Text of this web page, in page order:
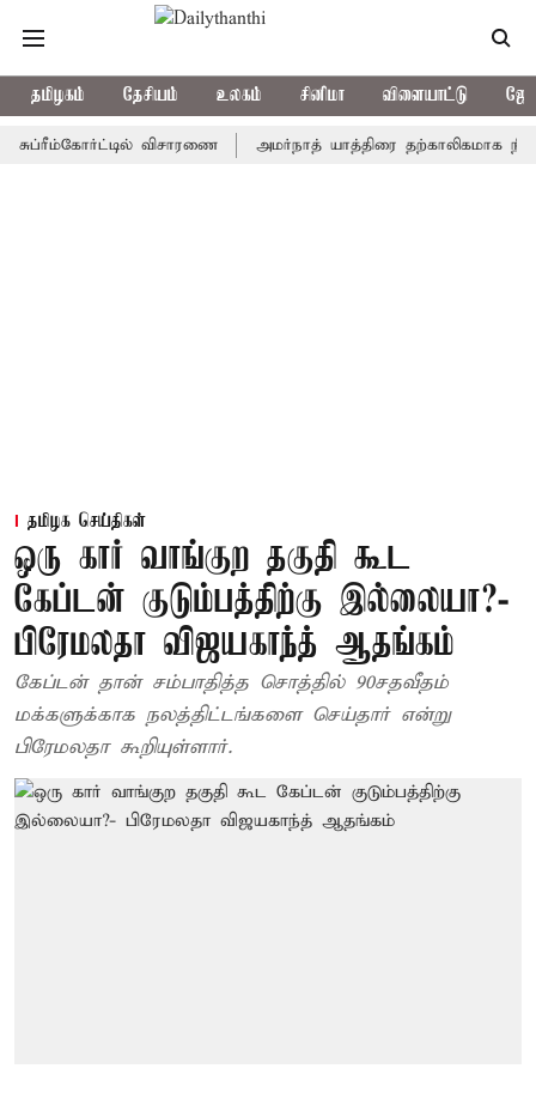
தமிழகம் தேசியம் உலகம் சினிமா விளையாட்டு
விசாரணை அமர்நாத் யாத்திரை தற்காலிகமாக நிறுத்தம்
தமிழக செய்திகள்
ஒரு கார் வாங்குற தகுதி கூட
கேப்டன் குடும்பத்திற்கு இல்லையா?-
பிரேமலதா விஜயகாந்த் ஆதங்கம்
கேப்டன் தான் சம்பாதித்த சொத்தில் 90சதவீதம்
மக்களுக்காக நலத்திட்டங்களை செய்தார் என்று
பிரேமலதா கூறியுள்ளார்.